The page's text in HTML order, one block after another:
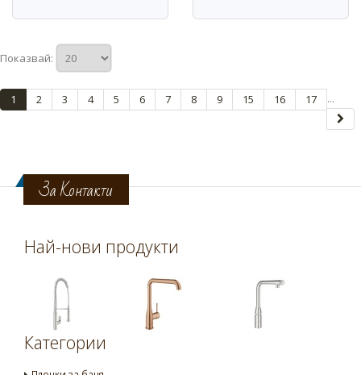
Показвай:
1 2 3 4 5 6 7 8 9 ...
15 16 17
За Контакти
Най-нови продукти
Категории